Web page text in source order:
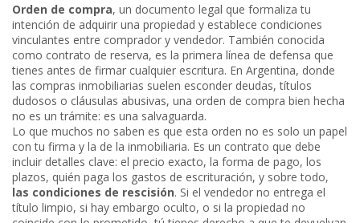
Orden de compra,un documento legal que formaliza tu
intención de adquirir una propiedad y establece condiciones
vinculantes entre comprador y vendedor. También conocida
como contrato de reserva, es la primera línea de defensa que
tienes antes de firmar cualquier escritura. En Argentina, donde
las compras inmobiliarias suelen esconder deudas, títulos
dudosos o cláusulas abusivas, una orden de compra bien hecha
no es un trámite: es una salvaguarda.
Lo que muchos no saben es que esta orden no es solo un papel
con tu firma y la de la inmobiliaria. Es un contrato que debe
incluir detalles clave: el precio exacto, la forma de pago, los
plazos, quién paga los gastos de escrituración, y sobre todo,
las condiciones de rescisión. Si el vendedor no entrega el
título limpio, si hay embargo oculto, o si la propiedad no